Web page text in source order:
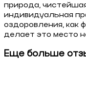
природа,
индивидуальная
оздоровления, как
делает это место
Еще больше